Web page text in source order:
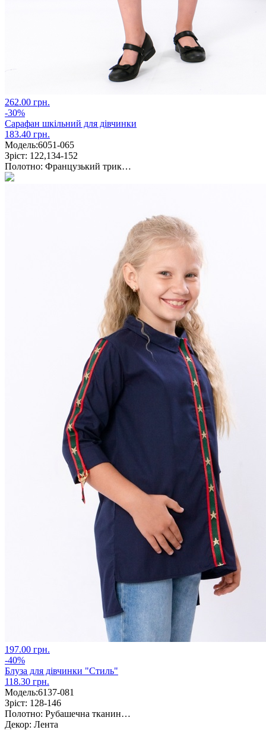
262.00 грн.
-30%
Сарафан шкільний для дівчинки
183.40 грн.
Модель:6051-065
Зріст: 122,134-152
Полотно: Французький трик…
197.00 грн.
-40%
Блуза для дівчинки "Стиль"
118.30 грн.
Модель:6137-081
Зріст: 128-146
Полотно: Рубашечна тканин…
Декор: Лента